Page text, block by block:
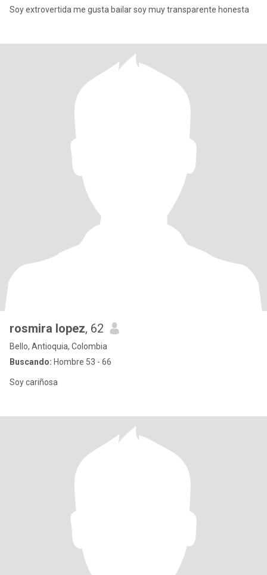
Soy extrovertida me gusta bailar soy muy transparente honesta
rosmira lopez, 62
Bello, Antioquia, Colombia
Buscando: Hombre 53 - 66
Soy cariñosa